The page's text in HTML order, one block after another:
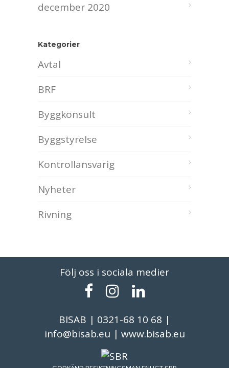
december 2020
Kategorier
Avtal
BRF
Byggkonsult
Byggstyrelse
Kontrollansvarig
Nyheter
Rivning
Följ oss i sociala medier
BISAB | 0321-68 10 68 |
info@bisab.eu | www.bisab.eu